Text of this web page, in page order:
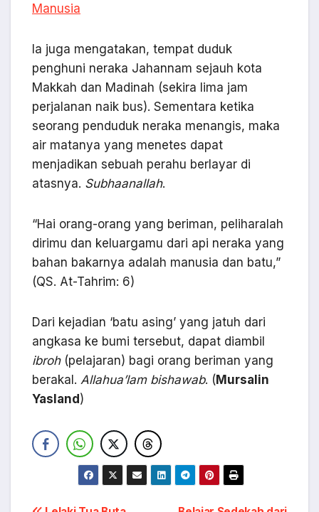
Manusia
Ia juga mengatakan, tempat duduk
penghuni neraka Jahannam sejauh kota
Makkah dan Madinah (sekira lima jam
perjalanan naik bus). Sementara ketika
seorang penduduk neraka menangis, maka
air matanya yang menetes dapat
menjadikan sebuah perahu berlayar di
atasnya. Subhaanallah.
“Hai orang-orang yang beriman, peliharalah
dirimu dan keluargamu dari api neraka yang
bahan bakarnya adalah manusia dan batu,”
(QS. At-Tahrim: 6)
Dari kejadian ‘batu asing’ yang jatuh dari
angkasa ke bumi tersebut, dapat diambil
ibroh(pelajaran) bagi orang beriman yang
berakal. Allahua’lam bishawab. (Mursalin
Yasland)